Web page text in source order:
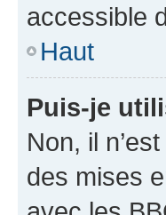
accessible
Haut
Puis-je
Non, il
des mises